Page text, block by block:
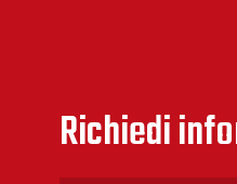
Richiedi